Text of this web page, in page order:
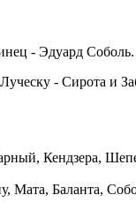
- Эдуард Соболь.
- Сирота и
Кендзера,
Мата, Баланта,